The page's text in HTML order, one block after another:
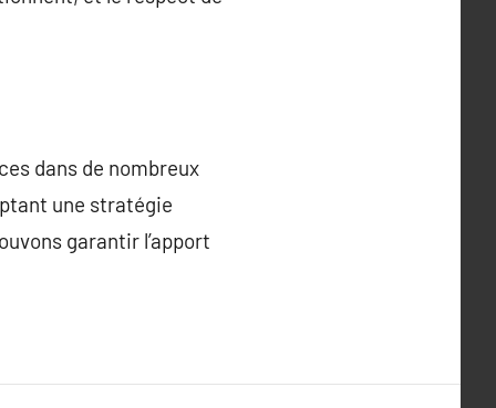
dans de nombreux
une stratégie
garantir l’apport